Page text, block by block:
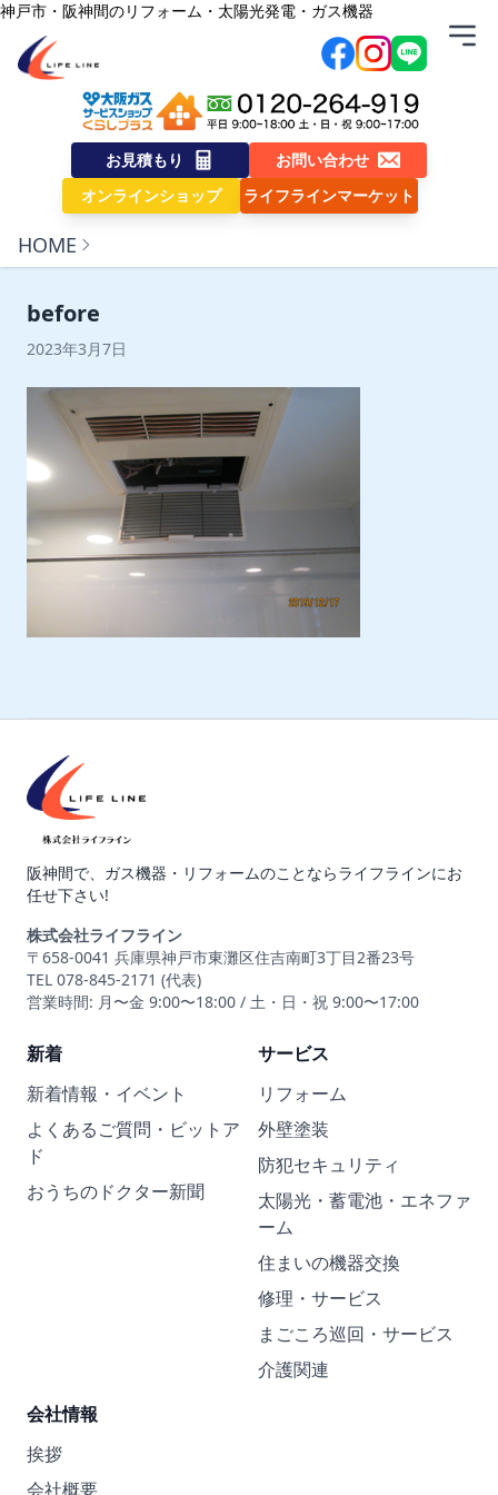
内容をスキップ
神戸市・阪神間のリフォーム・太陽光発電・ガス機器
株式会社ライフライン
お見積もり
お問い合わせ
オンラインショップ
ライフラインマーケット
HOME
before
2023年3月7日
阪神間で、ガス機器・リフォームのことならライフラインにお
任せ下さい!
株式会社ライフライン
〒658-0041 兵庫県神戸市東灘区住吉南町3丁目2番23号
TEL 078-845-2171 (代表)
営業時間: 月〜金 9:00〜18:00 / 土・日・祝 9:00〜17:00
新着
新着情報・イベント
よくあるご質問・ビットア
ド
おうちのドクター新聞
サービス
リフォーム
外壁塗装
防犯セキュリティ
太陽光・蓄電池・エネファ
ーム
住まいの機器交換
修理・サービス
まごころ巡回・サービス
介護関連
会社情報
挨拶
会社概要